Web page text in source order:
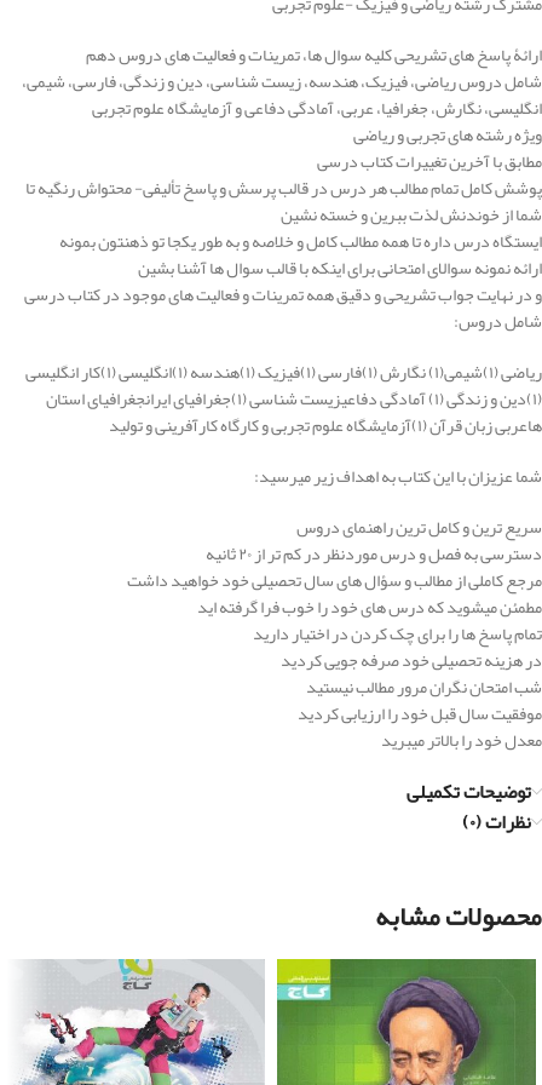
ارائۀ پاسخ های تشریحی کلیه سوال ها، تمرینات و فعالیت های دروس دهم
شامل دروس ریاضی، فیزیک، هندسه، زیست شناسی، دین و زندگی، فارسی، شیمی،
انگلیسی، نگارش، جغرافیا، عربی، آمادگی دفاعی و آزمایشگاه علوم تجربی
ویژه رشته های تجربی و ریاضی
مطابق با آخرین تغییرات کتاب درسی
پوشش کامل تمام مطالب هر درس در قالب پرسش و پاسخ تألیفی- محتواش رنگیه تا
شما از خوندنش لذت ببرین و خسته نشین
ایستگاه درس داره تا همه مطالب کامل و خلاصه و به طور یکجا تو ذهنتون بمونه
ارائه نمونه سوالای امتحانی برای اینکه با قالب سوال ها آشنا بشین
و در نهایت جواب تشریحی و دقیق همه تمرینات و فعالیت های موجود در کتاب درسی
شامل دروس:
ریاضی (۱)شیمی(۱) نگارش (۱)فارسی (۱)فیزیک (۱)هندسه (۱)انگلیسی (۱)کار انگلیسی
(۱)دین و زندگی (۱) آمادگی دفاعیزیست شناسی (۱)جغرافیای ایرانجغرافیای استان
هاعربی زبان قرآن (۱)آزمایشگاه علوم تجربی و کارگاه کارآفرینی و تولید
شما عزیزان با این کتاب به اهداف زیر میرسید:
سریع ترین و کامل ترین راهنمای دروس
دسترسی به فصل و درس موردنظر در کم تر از ۲۰ ثانیه
مرجع کاملی از مطالب و سؤال های سال تحصیلی خود خواهید داشت
مطمئن میشوید که درس های خود را خوب فرا گرفته اید
تمام پاسخ ها را برای چک کردن در اختیار دارید
در هزینه تحصیلی خود صرفه جویی کردید
شب امتحان نگران مرور مطالب نیستید
موفقیت سال قبل خود را ارزیابی کردید
معدل خود را بالاتر میبرید
توضیحات تکمیلی
نظرات (۰)
محصولات مشابه